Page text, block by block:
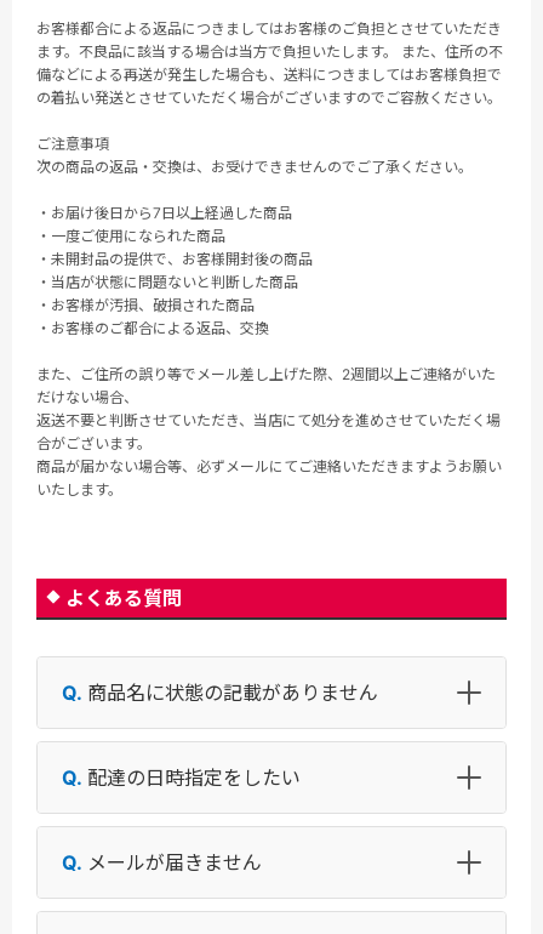
お客様都合による返品につきましてはお客様のご負担とさせていただき
ます。不良品に該当する場合は当方で負担いたします。 また、住所の不
備などによる再送が発生した場合も、送料につきましてはお客様負担で
の着払い発送とさせていただく場合がございますのでご容赦ください。
ご注意事項
次の商品の返品・交換は、お受けできませんのでご了承ください。
・お届け後日から7日以上経過した商品
・一度ご使用になられた商品
・未開封品の提供で、お客様開封後の商品
・当店が状態に問題ないと判断した商品
・お客様が汚損、破損された商品
・お客様のご都合による返品、交換
また、ご住所の誤り等でメール差し上げた際、2週間以上ご連絡がいた
だけない場合、
返送不要と判断させていただき、当店にて処分を進めさせていただく場
合がございます。
商品が届かない場合等、必ずメールにてご連絡いただきますようお願い
いたします。
よくある質問
商品名に状態の記載がありません
配達の日時指定をしたい
メールが届きません